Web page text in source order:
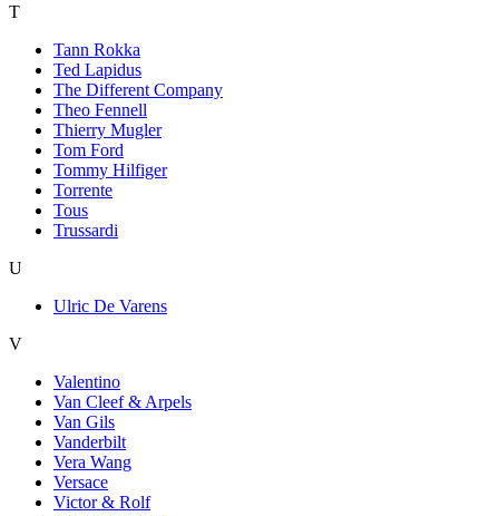
T
Tann Rokka
Ted Lapidus
The Different Company
Theo Fennell
Thierry Mugler
Tom Ford
Tommy Hilfiger
Torrente
Tous
Trussardi
U
Ulric De Varens
V
Valentino
Van Cleef & Arpels
Van Gils
Vanderbilt
Vera Wang
Versace
Victor & Rolf